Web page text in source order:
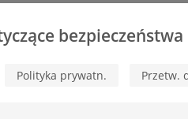
bezpieczeństwa
Polityka prywatn. Przetw.